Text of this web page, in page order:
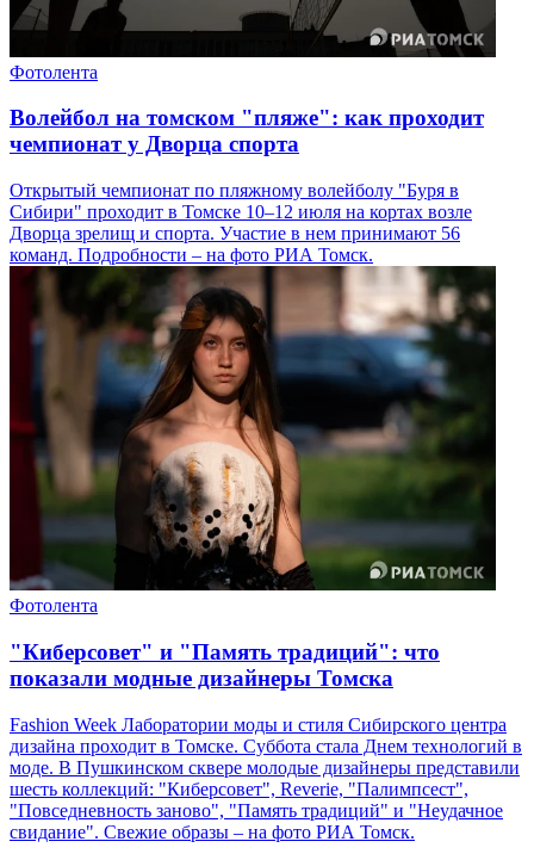
Фотолента
Волейбол на томском "пляже": как проходит
чемпионат у Дворца спорта
Открытый чемпионат по пляжному волейболу "Буря в
Сибири" проходит в Томске 10–12 июля на кортах возле
Дворца зрелищ и спорта. Участие в нем принимают 56
команд. Подробности – на фото РИА Томск.
Фотолента
"Киберсовет" и "Память традиций": что
показали модные дизайнеры Томска
Fashion Week Лаборатории моды и стиля Сибирского центра
дизайна проходит в Томске. Суббота стала Днем технологий в
моде. В Пушкинском сквере молодые дизайнеры представили
шесть коллекций: "Киберсовет", Reverie, "Палимпсест",
"Повседневность заново", "Память традиций" и "Неудачное
свидание". Свежие образы – на фото РИА Томск.